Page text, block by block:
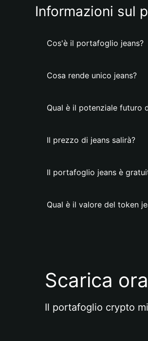
Informazioni sul
Cos'è il portafoglio jeans?
Cosa rende unico jeans?
Qual è il potenziale futuro
Il prezzo di jeans salirà?
Il portafoglio jeans è
Qual è il valore del token
Scarica
Il portafoglio crypto